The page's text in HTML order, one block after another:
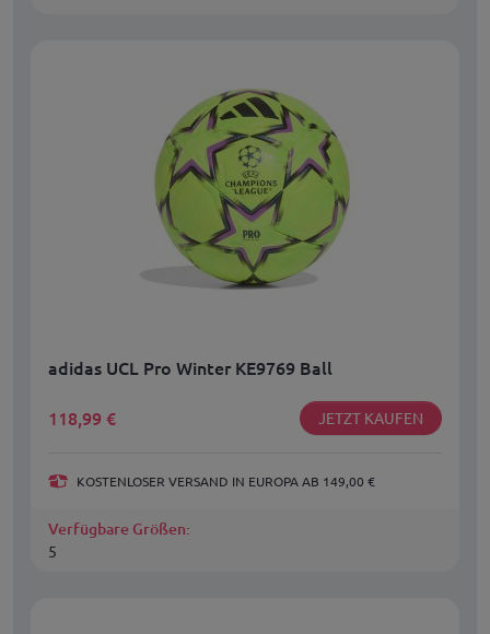
adidas UCL Pro Winter KE9769 Ball
118,99 € JETZT KAUFEN
KOSTENLOSER VERSAND IN EUROPA AB 149,00 €
Verfügbare Größen:
5